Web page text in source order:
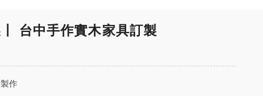
台中手作實木家具訂製
作